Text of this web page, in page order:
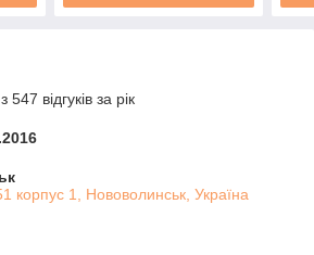
відгуків за рік
корпус 1, Нововолинськ, Україна